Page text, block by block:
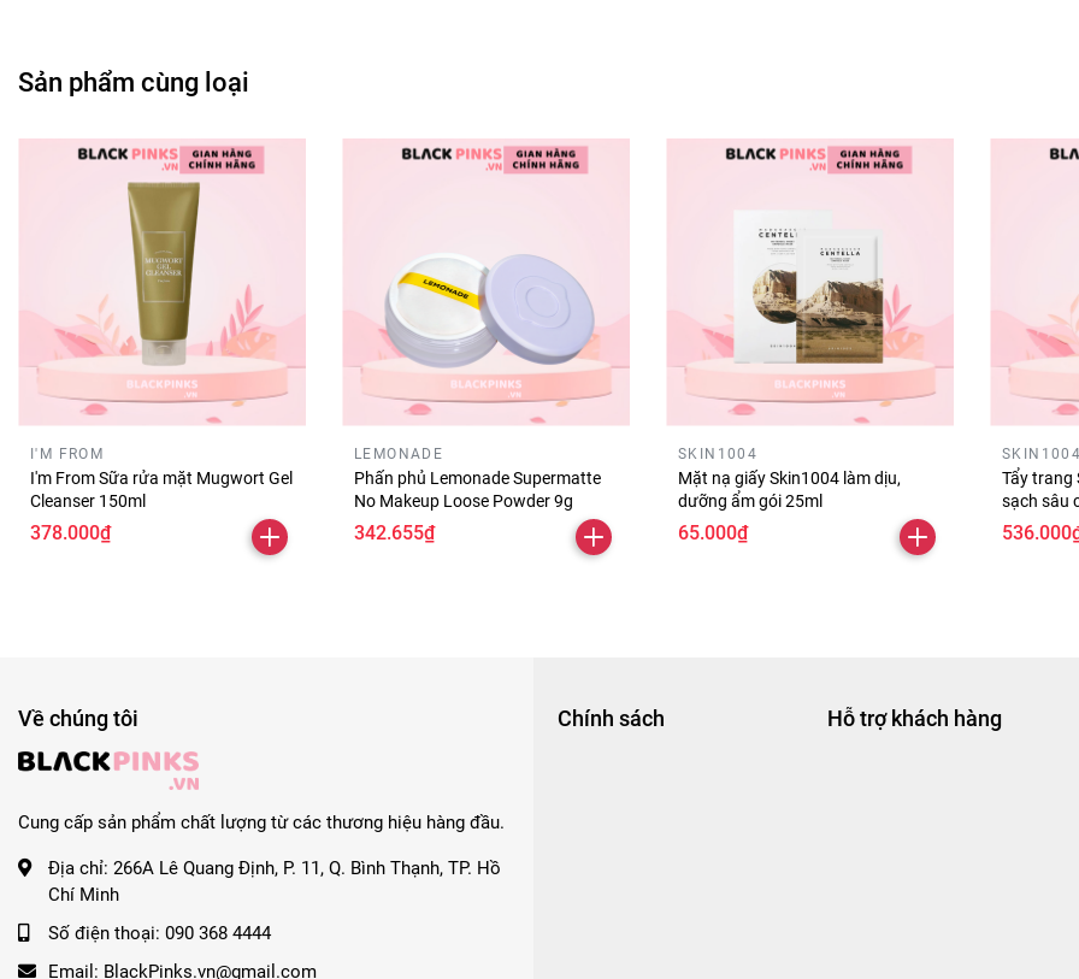
Sản phẩm cùng loại
I'M FROM
I'm From Sữa rửa mặt Mugwort Gel
Cleanser 150ml
378.000₫
LEMONADE
Phấn phủ Lemonade Supermatte
No Makeup Loose Powder 9g
342.655₫
SKIN1004
Mặt nạ giấy Skin1004 làm dịu,
dưỡng ẩm gói 25ml
65.000₫
SKIN1004
Tẩy trang
sạch sâu
Về chúng tôi
Cung cấp sản phẩm chất lượng từ các thương hiệu hàng đầu.
Địa chỉ: 266A Lê Quang Định, P. 11, Q. Bình Thạnh, TP. Hồ
Chí Minh
Số điện thoại: 090 368 4444
Email: BlackPinks.vn@gmail.com
Chính sách Hỗ trợ khách hàng